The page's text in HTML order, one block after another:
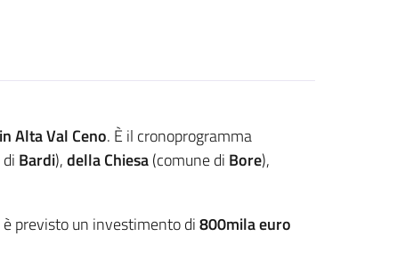
Alta Val Ceno. È il cronoprogramma
Bardi),della Chiesa(comune di Bore),
previsto un investimento di800mila euro